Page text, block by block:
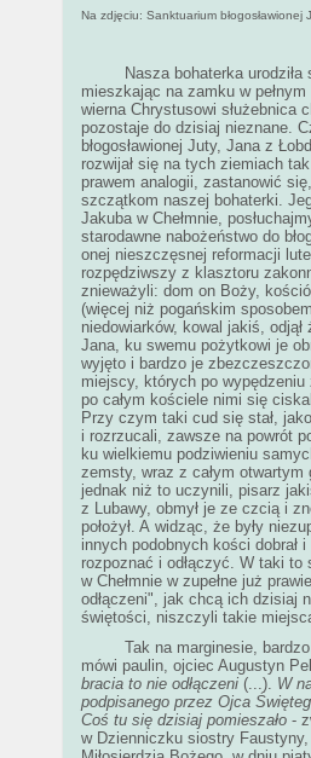
Na zdjęciu: Sanktuarium błogosławionej
Nasza bohaterka urodziła
mieszkając na zamku w
wierna Chrystusowi służebnica
pozostaje do dzisiaj nieznane.
błogosławionej Juty, Jana z
rozwijał się na tych ziemiach
prawem analogii, zastanowić
szczątkom naszej bohaterki.
Jakuba w Chełmnie,
starodawne nabożeństwo do
onej nieszczęsnej reformacji
rozpędziwszy z klasztoru
znieważyli: dom on Boży,
(więcej niż pogańskim
niedowiarków, kowal jakiś, odjął
Jana, ku swemu pożytkowi je
wyjęto i bardzo je
miejscy, których po
po całym kościele nimi się
Przy czym taki cud się stał,
i rozrzucali, zawsze na powrót
ku wielkiemu podziwieniu
zemsty, wraz z całym
jednak niż to uczynili, pisarz
z Lubawy, obmył je ze czcią i
położył. A widząc, że były
innych podobnych kości dobrał
rozpoznać i odłączyć. W taki to
w Chełmnie w zupełne już
odłączeni", jak chcą ich dzisiaj
świętości, niszczyli takie
Tak na marginesie, bardzo
mówi paulin, ojciec Augustyn
bracia to nie odłączeni (...). W
podpisanego przez Ojca
Coś tu się dzisiaj pomieszało -
w Dzienniczku siostry